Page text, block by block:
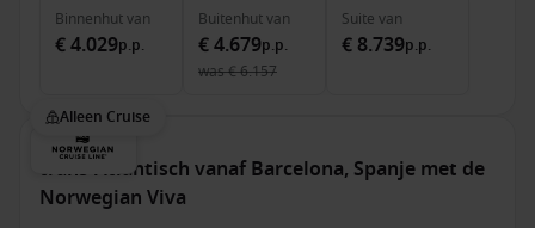
Binnenhutvan
€ 4.029p.p.
Buitenhutvan
€ 4.679p.p.
was€ 6.157
Suite van
€ 8.739p.p.
Alleen Cruise
trans-Atlantisch vanaf Barcelona, Spanje met de
Norwegian Viva